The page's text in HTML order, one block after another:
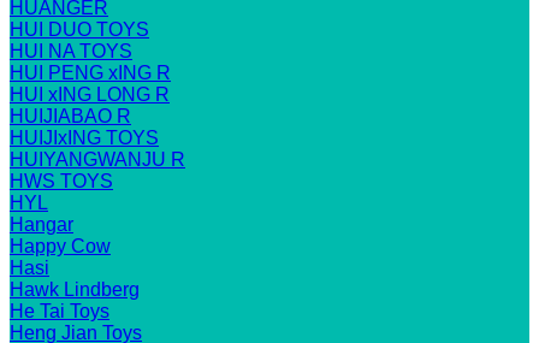
HUANGER
HUI DUO TOYS
HUI NA TOYS
HUI PENG xING R
HUI xING LONG R
HUIJIABAO R
HUIJIxING TOYS
HUIYANGWANJU R
HWS TOYS
HYL
Hangar
Happy Cow
Hasi
Hawk Lindberg
He Tai Toys
Heng Jian Toys